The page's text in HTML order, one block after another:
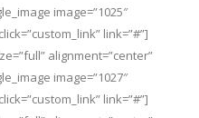
image=”1025″
link=”#”]
alignment=”center”
image=”1027″
link=”#”]